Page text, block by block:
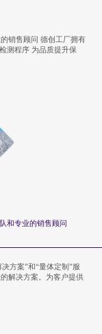
销售顾问 德创工厂拥有
测程序 为品质提升保
和专业的销售顾问
方案”和“量体定制”服
解决方案。为客户提供